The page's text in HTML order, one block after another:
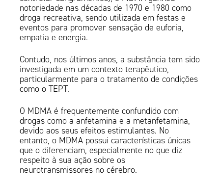
notoriedade nas décadas de 1970 e 1980 como
droga recreativa, sendo utilizada em festas e
eventos para promover sensação de euforia,
empatia e energia.
Contudo, nos últimos anos, a substância tem sido
investigada em um contexto terapêutico,
particularmente para o tratamento de condições
como o TEPT.
O MDMA é frequentemente confundido com
drogas como a anfetamina e a metanfetamina,
devido aos seus efeitos estimulantes. No
entanto, o MDMA possui características únicas
que o diferenciam, especialmente no que diz
respeito à sua ação sobre os
neurotransmissores no cérebro.